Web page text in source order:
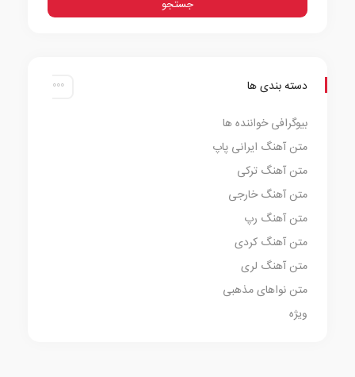
دسته بندی ها
بیوگرافی خواننده ها
متن آهنگ ایرانی پاپ
متن آهنگ ترکی
متن آهنگ خارجی
متن آهنگ رپ
متن آهنگ کردی
متن آهنگ لری
متن نواهای مذهبی
ویژه